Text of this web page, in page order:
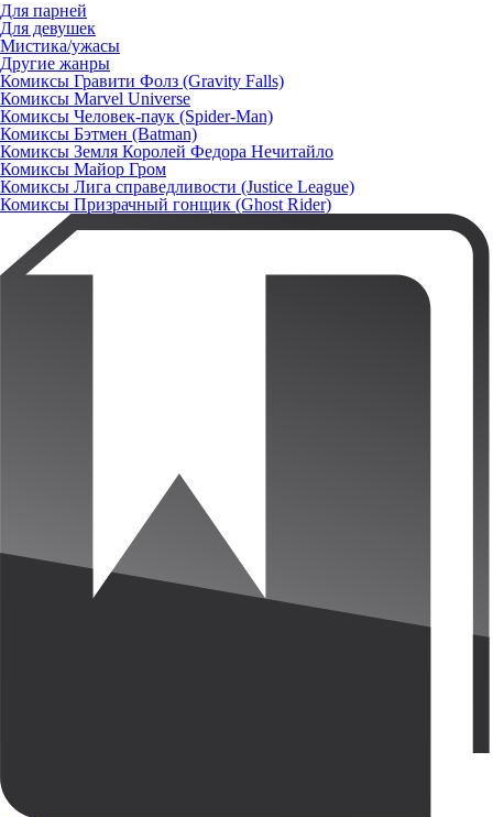
Для парней
Для девушек
Мистика/ужасы
Другие жанры
Комиксы Гравити Фолз (Gravity Falls)
Комиксы Marvel Universe
Комиксы Человек-паук (Spider-Man)
Комиксы Бэтмен (Batman)
Комиксы Земля Королей Федора Нечитайло
Комиксы Майор Гром
Комиксы Лига справедливости (Justice League)
Комиксы Призрачный гонщик (Ghost Rider)